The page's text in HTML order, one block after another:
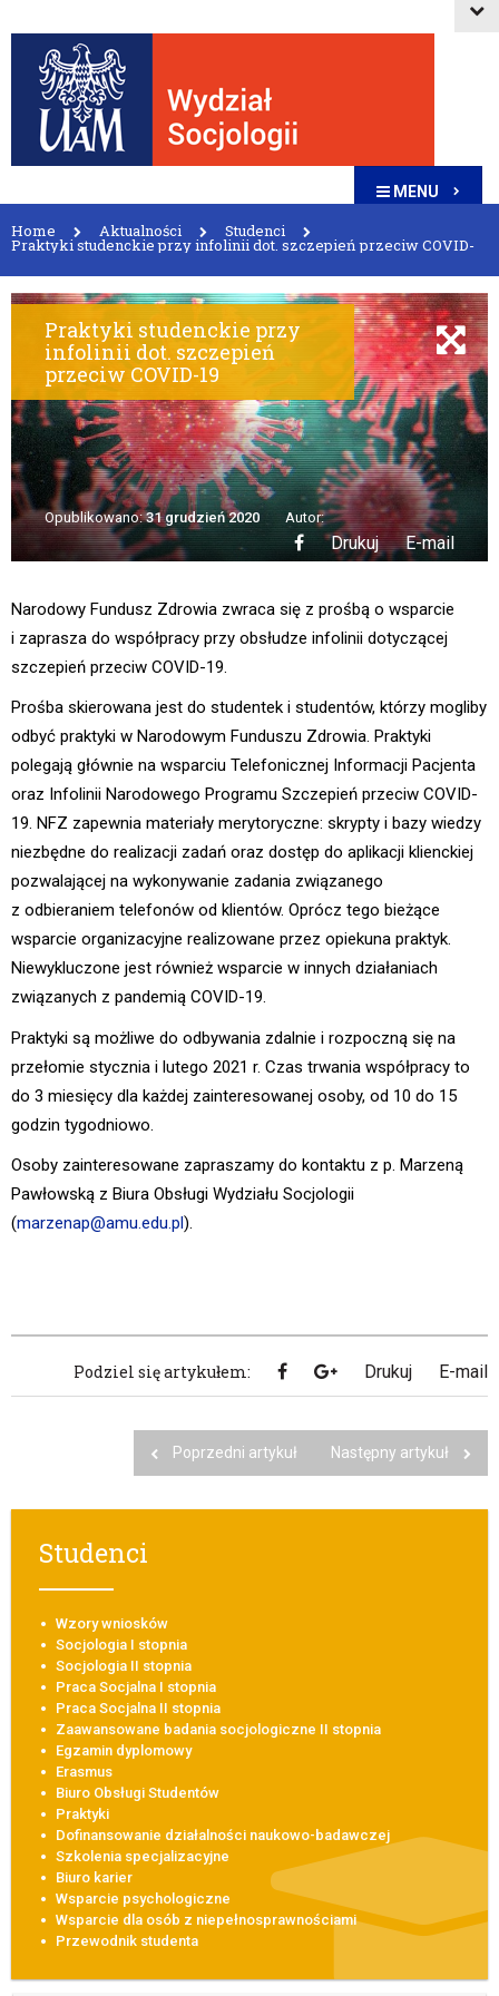
MENU
Home Aktualności Studenci
Praktyki studenckie przy infolinii dot. szczepień przeciw COVID-
Praktyki studenckie przy
infolinii dot. szczepień
przeciw COVID-19
Drukuj E-mail
Opublikowano:31 grudzień 2020 Autor:
Narodowy Fundusz Zdrowia zwraca się z prośbą o wsparcie
i zaprasza do współpracy przy obsłudze infolinii dotyczącej
szczepień przeciw COVID-19.
Prośba skierowana jest do studentek i studentów, którzy mogliby
odbyć praktyki w Narodowym Funduszu Zdrowia. Praktyki
polegają głównie na wsparciu Telefonicznej Informacji Pacjenta
oraz Infolinii Narodowego Programu Szczepień przeciw COVID-
19. NFZ zapewnia materiały merytoryczne: skrypty i bazy wiedzy
niezbędne do realizacji zadań oraz dostęp do aplikacji klienckiej
pozwalającej na wykonywanie zadania związanego
z odbieraniem telefonów od klientów. Oprócz tego bieżące
wsparcie organizacyjne realizowane przez opiekuna praktyk.
Niewykluczone jest również wsparcie w innych działaniach
związanych z pandemią COVID-19.
Praktyki są możliwe do odbywania zdalnie i rozpoczną się na
przełomie stycznia i lutego 2021 r. Czas trwania współpracy to
do 3 miesięcy dla każdej zainteresowanej osoby, od 10 do 15
godzin tygodniowo.
Osoby zainteresowane zapraszamy do kontaktu z p. Marzeną
Pawłowską z Biura Obsługi Wydziału Socjologii
(marzenap@amu.edu.pl).
Podziel się artykułem: Drukuj E-mail
Poprzedni artykuł Następny artykuł
Studenci
Wzory wniosków
Socjologia I stopnia
Socjologia II stopnia
Praca Socjalna I stopnia
Praca Socjalna II stopnia
Zaawansowane badania socjologiczne II stopnia
Egzamin dyplomowy
Erasmus
Biuro Obsługi Studentów
Praktyki
Dofinansowanie działalności naukowo-badawczej
Szkolenia specjalizacyjne
Biuro karier
Wsparcie psychologiczne
Wsparcie dla osób z niepełnosprawnościami
Przewodnik studenta